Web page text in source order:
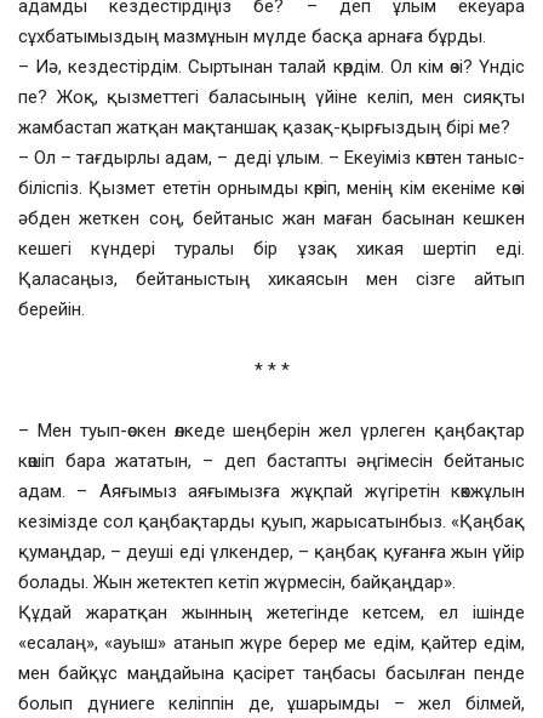
адамды кездестірдіңіз бе? – деп ұлым екеуара
сұхбатымыздың мазмұнын мүлде басқа арнаға бұрды.
– Иә, кездестірдім. Сыртынан талай көрдім. Ол кім өзі? Үндіс
пе? Жоқ, қызметтегі баласының үйіне келіп, мен сияқты
жамбастап жатқан мақтаншақ қазақ-қырғыздың бірі ме?
– Ол – тағдырлы адам, – деді ұлым. – Екеуіміз көптен таныс-
біліспіз. Қызмет ететін орнымды көріп, менің кім екеніме көзі
әбден жеткен соң, бейтаныс жан маған басынан кешкен
кешегі күндері туралы бір ұзақ хикая шертіп еді.
Қаласаңыз, бейтаныстың хикаясын мен сізге айтып
берейін.
* * *
– Мен туып-өскен өлкеде шеңберін жел үрлеген қаңбақтар
көшіп бара жататын, – деп бастапты әңгімесін бейтаныс
адам. – Аяғымыз аяғымызға жұқпай жүгіретін көкжұлын
кезімізде сол қаңбақтарды қуып, жарысатынбыз. «Қаңбақ
қумаңдар, – деуші еді үлкендер, – қаңбақ қуғанға жын үйір
болады. Жын жетектеп кетіп жүрмесін, байқаңдар».
Құдай жаратқан жынның жетегінде кетсем, ел ішінде
«есалаң», «ауыш» атанып жүре берер ме едім, қайтер едім,
мен байқұс маңдайына қасірет таңбасы басылған пенде
болып дүниеге келіппін де, ұшарымды – жел білмей,